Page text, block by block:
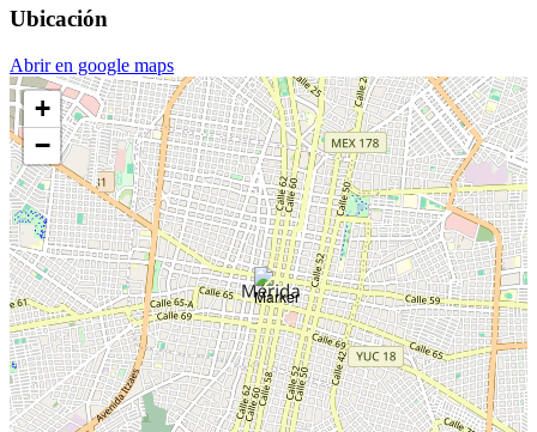
Ubicación
Abrir en google maps
+
−